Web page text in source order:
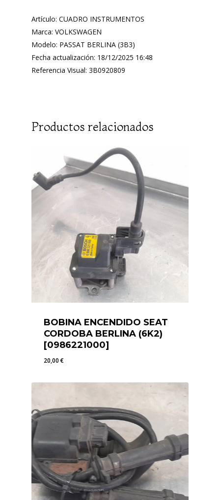
Artículo: CUADRO INSTRUMENTOS
Marca: VOLKSWAGEN
Modelo: PASSAT BERLINA (3B3)
Fecha actualización: 18/12/2025 16:48
Referencia Visual: 3B0920809
Productos relacionados
BOBINA ENCENDIDO SEAT
CORDOBA BERLINA (6K2)
[0986221000]
20,00€